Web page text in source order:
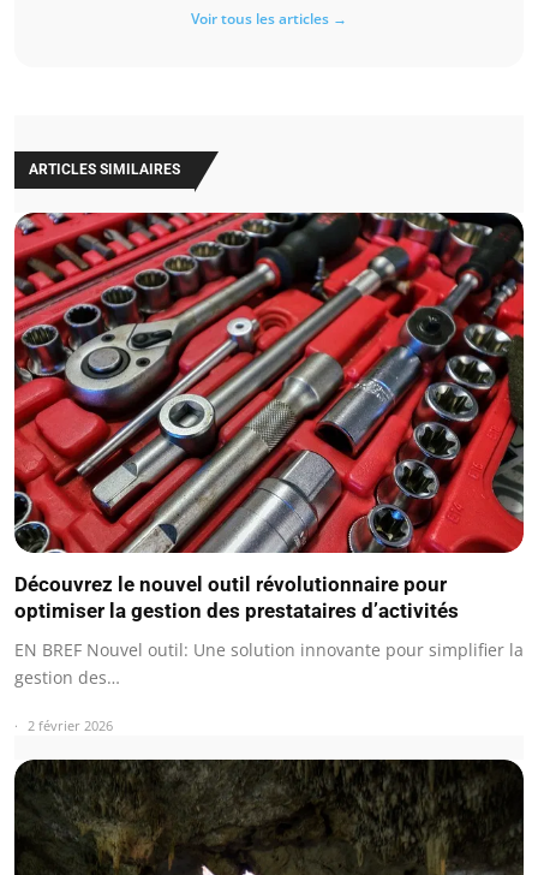
Voir tous les articles →
ARTICLES SIMILAIRES
Découvrez le nouvel outil révolutionnaire pour
optimiser la gestion des prestataires d’activités
EN BREF Nouvel outil: Une solution innovante pour simplifier la
gestion des…
2 février 2026